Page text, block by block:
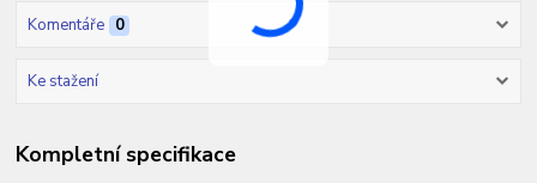
Komentáře 0
Ke stažení
Kompletní specifikace